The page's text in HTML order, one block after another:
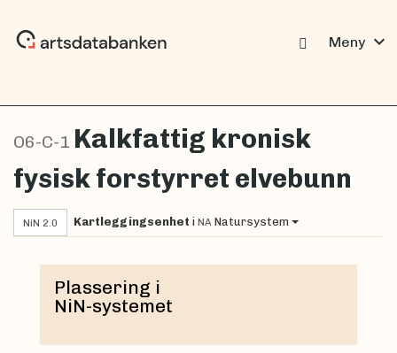
Meny expand_more
O6-C-1 Kalkfattig kronisk
fysisk forstyrret elvebunn
NiN 2.0 Kartleggingsenhet i NA Natursystem
Plassering i
NiN-systemet